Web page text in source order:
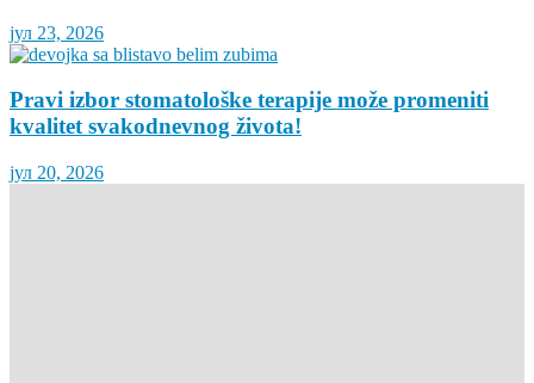
јул 23, 2026
Pravi izbor stomatološke terapije može promeniti
kvalitet svakodnevnog života!
јул 20, 2026